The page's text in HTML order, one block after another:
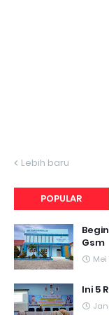
Lebih baru
POPULAR
Gsm
Mei
Ini 5